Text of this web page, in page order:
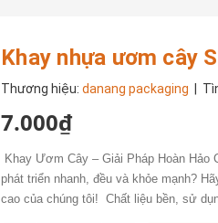
Khay nhựa ươm cây
Thương hiệu:danang packaging |
7.000₫
Khay Ươm Cây – Giải Pháp Hoàn Hảo
phát triển nhanh, đều và khỏe mạnh?
cao của chúng tôi! Chất liệu bền, sử